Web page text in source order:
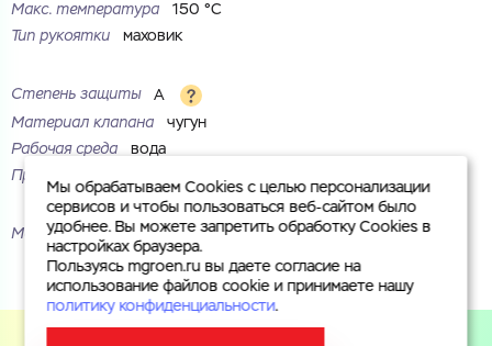
Макс. температура
150 °С
Тип рукоятки
маховик
Степень защиты
A
Материал клапана
чугун
Рабочая среда
вода
Присоединение
Маркировка 30вч39р
Мы обрабатываем Cookies с целью персонализации
сервисов и чтобы пользоваться веб-сайтом было
удобнее. Вы можете запретить обработку Cookies в
настройках браузера.
Пользуясь mgroen.ru вы даете согласие на
использование файлов cookie и принимаете нашу
политику конфиденциальности.